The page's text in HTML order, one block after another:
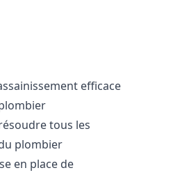
efficace
tous les
plombier
en place de